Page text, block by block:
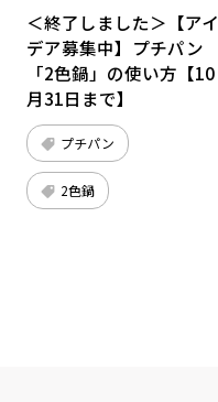
＜終了しました＞【アイ
デア募集中】プチパン
「2色鍋」の使い方【10
月31日まで】
プチパン
2色鍋